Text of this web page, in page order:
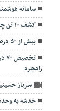
سامانه
کشف ۱۰ تن چای قاچاق به ارزش ۱۵۰ میلیارد ریال در قم
بیش از ۵۰ درصد خدمات آبفای قم به‌صورت غیرحضوری ارائه می‌شود
راهجرد
سرباز
خدشه به